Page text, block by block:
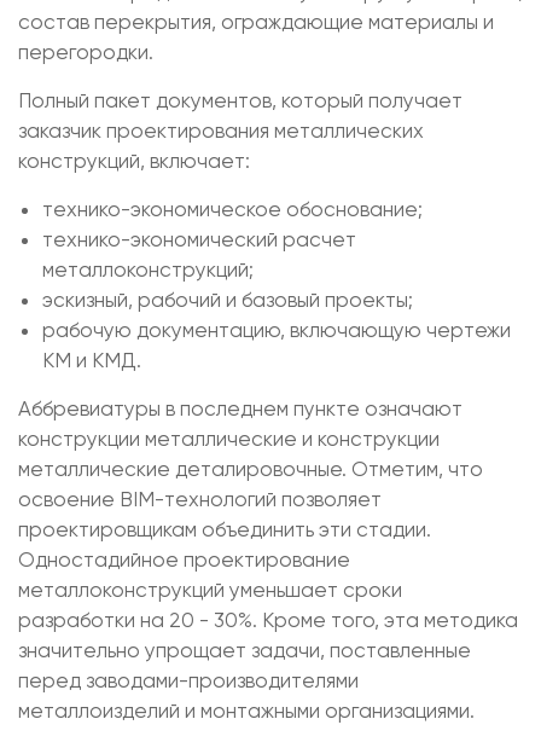
состав перекрытия, ограждающие материалы и
перегородки.
Полный пакет документов, который получает
заказчик проектирования металлических
конструкций, включает:
технико-экономическое обоснование;
технико-экономический расчет
металлоконструкций;
эскизный, рабочий и базовый проекты;
рабочую документацию, включающую чертежи
КМ и КМД.
Аббревиатуры в последнем пункте означают
конструкции металлические и конструкции
металлические деталировочные. Отметим, что
освоение BIM-технологий позволяет
проектировщикам объединить эти стадии.
Одностадийное проектирование
металлоконструкций уменьшает сроки
разработки на 20 - 30%. Кроме того, эта методика
значительно упрощает задачи, поставленные
перед заводами-производителями
металлоизделий и монтажными организациями.